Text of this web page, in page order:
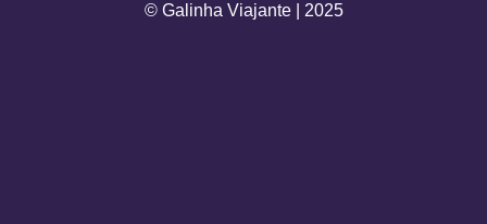
© Galinha Viajante | 2025